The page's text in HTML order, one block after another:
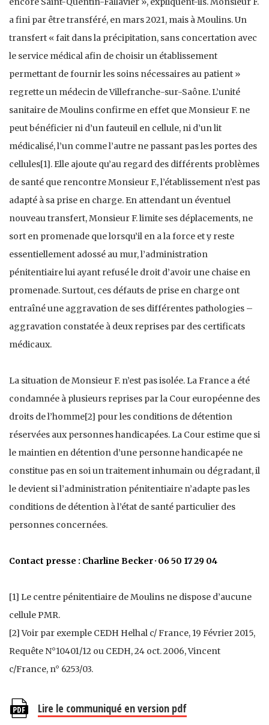
a fini par être transféré, en mars 2021, mais à Moulins. Un
transfert « fait dans la précipitation, sans concertation avec
le service médical afin de choisir un établissement
permettant de fournir les soins nécessaires au patient »
regrette un médecin de Villefranche-sur-Saône. L’unité
sanitaire de Moulins confirme en effet que Monsieur F. ne
peut bénéficier ni d’un fauteuil en cellule, ni d’un lit
médicalisé, l’un comme l’autre ne passant pas les portes des
cellules[1]. Elle ajoute qu’au regard des différents problèmes
de santé que rencontre Monsieur F., l’établissement n’est pas
adapté à sa prise en charge. En attendant un éventuel
nouveau transfert, Monsieur F. limite ses déplacements, ne
sort en promenade que lorsqu’il en a la force et y reste
essentiellement adossé au mur, l’administration
pénitentiaire lui ayant refusé le droit d’avoir une chaise en
promenade. Surtout, ces défauts de prise en charge ont
entraîné une aggravation de ses différentes pathologies –
aggravation constatée à deux reprises par des certificats
médicaux.
La situation de Monsieur F. n’est pas isolée. La France a été
condamnée à plusieurs reprises par la Cour européenne des
droits de l’homme[2] pour les conditions de détention
réservées aux personnes handicapées. La Cour estime que si
le maintien en détention d’une personne handicapée ne
constitue pas en soi un traitement inhumain ou dégradant, il
le devient si l’administration pénitentiaire n’adapte pas les
conditions de détention à l’état de santé particulier des
personnes concernées.
Contact presse : Charline Becker · 06 50 17 29 04
[1] Le centre pénitentiaire de Moulins ne dispose d’aucune
cellule PMR.
[2] Voir par exemple CEDH Helhal c/ France, 19 Février 2015,
Requête N°10401/12 ou CEDH, 24 oct. 2006, Vincent
c/France, n° 6253/03.
Lire le communiqué en version pdf